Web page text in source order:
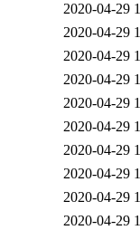
2020-04-29
2020-04-29
2020-04-29
2020-04-29
2020-04-29
2020-04-29
2020-04-29
2020-04-29
2020-04-29
2020-04-29